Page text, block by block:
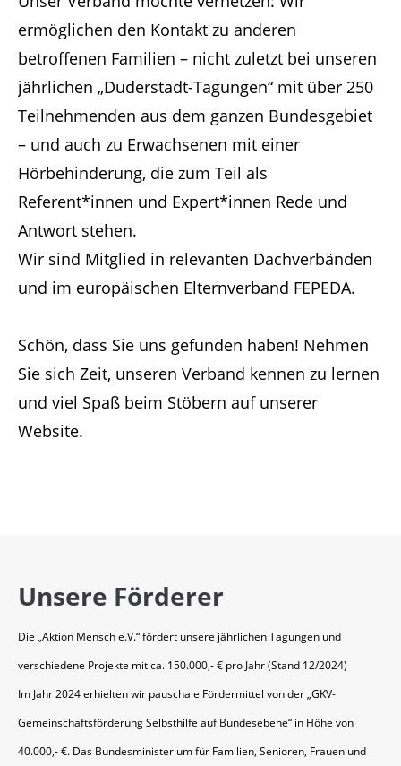
ermöglichen den Kontakt zu anderen
betroffenen Familien – nicht zuletzt bei unseren
jährlichen „Duderstadt-Tagungen“ mit über 250
Teilnehmenden aus dem ganzen Bundesgebiet
– und auch zu Erwachsenen mit einer
Hörbehinderung, die zum Teil als
Referent*innen und Expert*innen Rede und
Antwort stehen.
Wir sind Mitglied in relevanten Dachverbänden
und im europäischen Elternverband FEPEDA.
Schön, dass Sie uns gefunden haben! Nehmen
Sie sich Zeit, unseren Verband kennen zu lernen
und viel Spaß beim Stöbern auf unserer
Website.
Unsere Förderer
Die „Aktion Mensch e.V.“ fördert unsere jährlichen Tagungen und
verschiedene Projekte mit ca. 150.000,- € pro Jahr (Stand 12/2024)
Im Jahr 2024 erhielten wir pauschale Fördermittel von der „GKV-
Gemeinschaftsförderung Selbsthilfe auf Bundesebene“ in Höhe von
40.000,- €. Das Bundesministerium für Familien, Senioren, Frauen und